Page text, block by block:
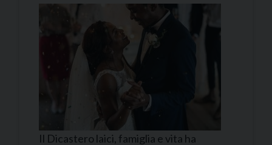
Il Dicastero laici, famiglia e vita ha